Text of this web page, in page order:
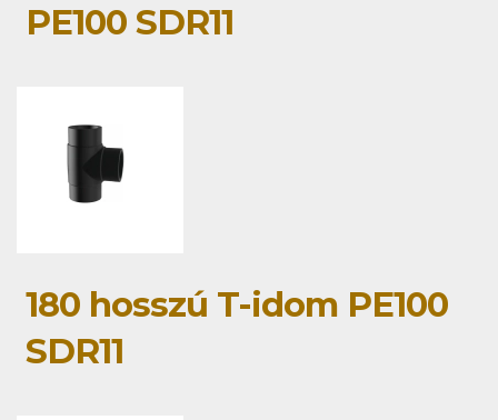
PE100 SDR11
180 hosszú T-idom PE100
SDR11